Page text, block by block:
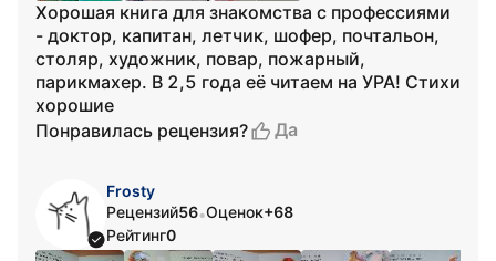
Хорошая книга для знакомства с профессиями
- доктор, капитан, летчик, шофер, почтальон,
столяр, художник, повар, пожарный,
парикмахер. В 2,5 года её читаем на УРА! Стихи
хорошие
Понравилась рецензия?
Да
Frosty
Рецензий56•Оценок+68
Рейтинг0